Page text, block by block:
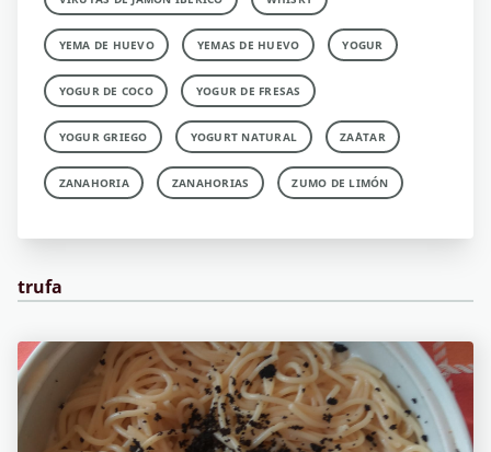
YEMA DE HUEVO YEMAS DE HUEVO YOGUR
YOGUR DE COCO YOGUR DE FRESAS
YOGUR GRIEGO YOGURT NATURAL ZA´ATAR
ZANAHORIA ZANAHORIAS ZUMO DE LIMÓN
trufa